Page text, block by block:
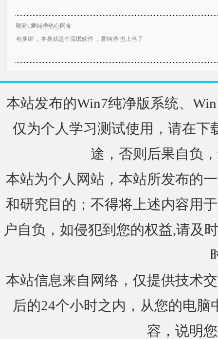
昵称: 爱纯净热心网友
有捆绑 ，本身就是个流氓软件 ，爱纯净 也上当了
本站发布的Win7纯净版系统、
仅为个人学习测试使用，请在下
途，否则后果自负
本站为个人网站，本站所发布的
和研究目的；不得将上述内容用
户自负，如侵犯到您的权益,请及
本站信息来自网络，仅提供技术
后的24个小时之内，从您的电
容，说明